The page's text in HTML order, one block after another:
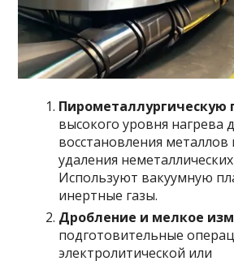
Пирометаллургическую
высокого уровня нагрева
восстановления металлов
удаления
Используют вакуумную
инертные газы.
Дробление и мелкое
подготовительные
электролитической или